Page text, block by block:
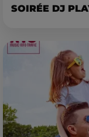
SOIRÉE DJ